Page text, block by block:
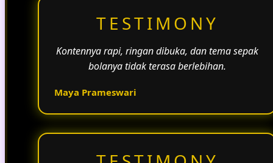
TESTIMONY
Kontennya rapi, ringan dibuka, dan tema sepak
bolanya tidak terasa berlebihan.
Maya Prameswari